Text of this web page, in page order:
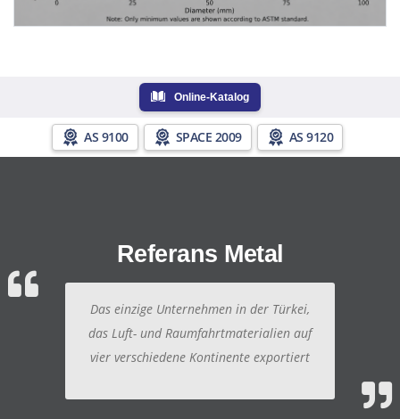
Online-Katalog
AS 9100 SPACE 2009 AS 9120
Referans Metal
Das einzige Unternehmen in der Türkei,
das Luft- und Raumfahrtmaterialien auf
vier verschiedene Kontinente exportiert